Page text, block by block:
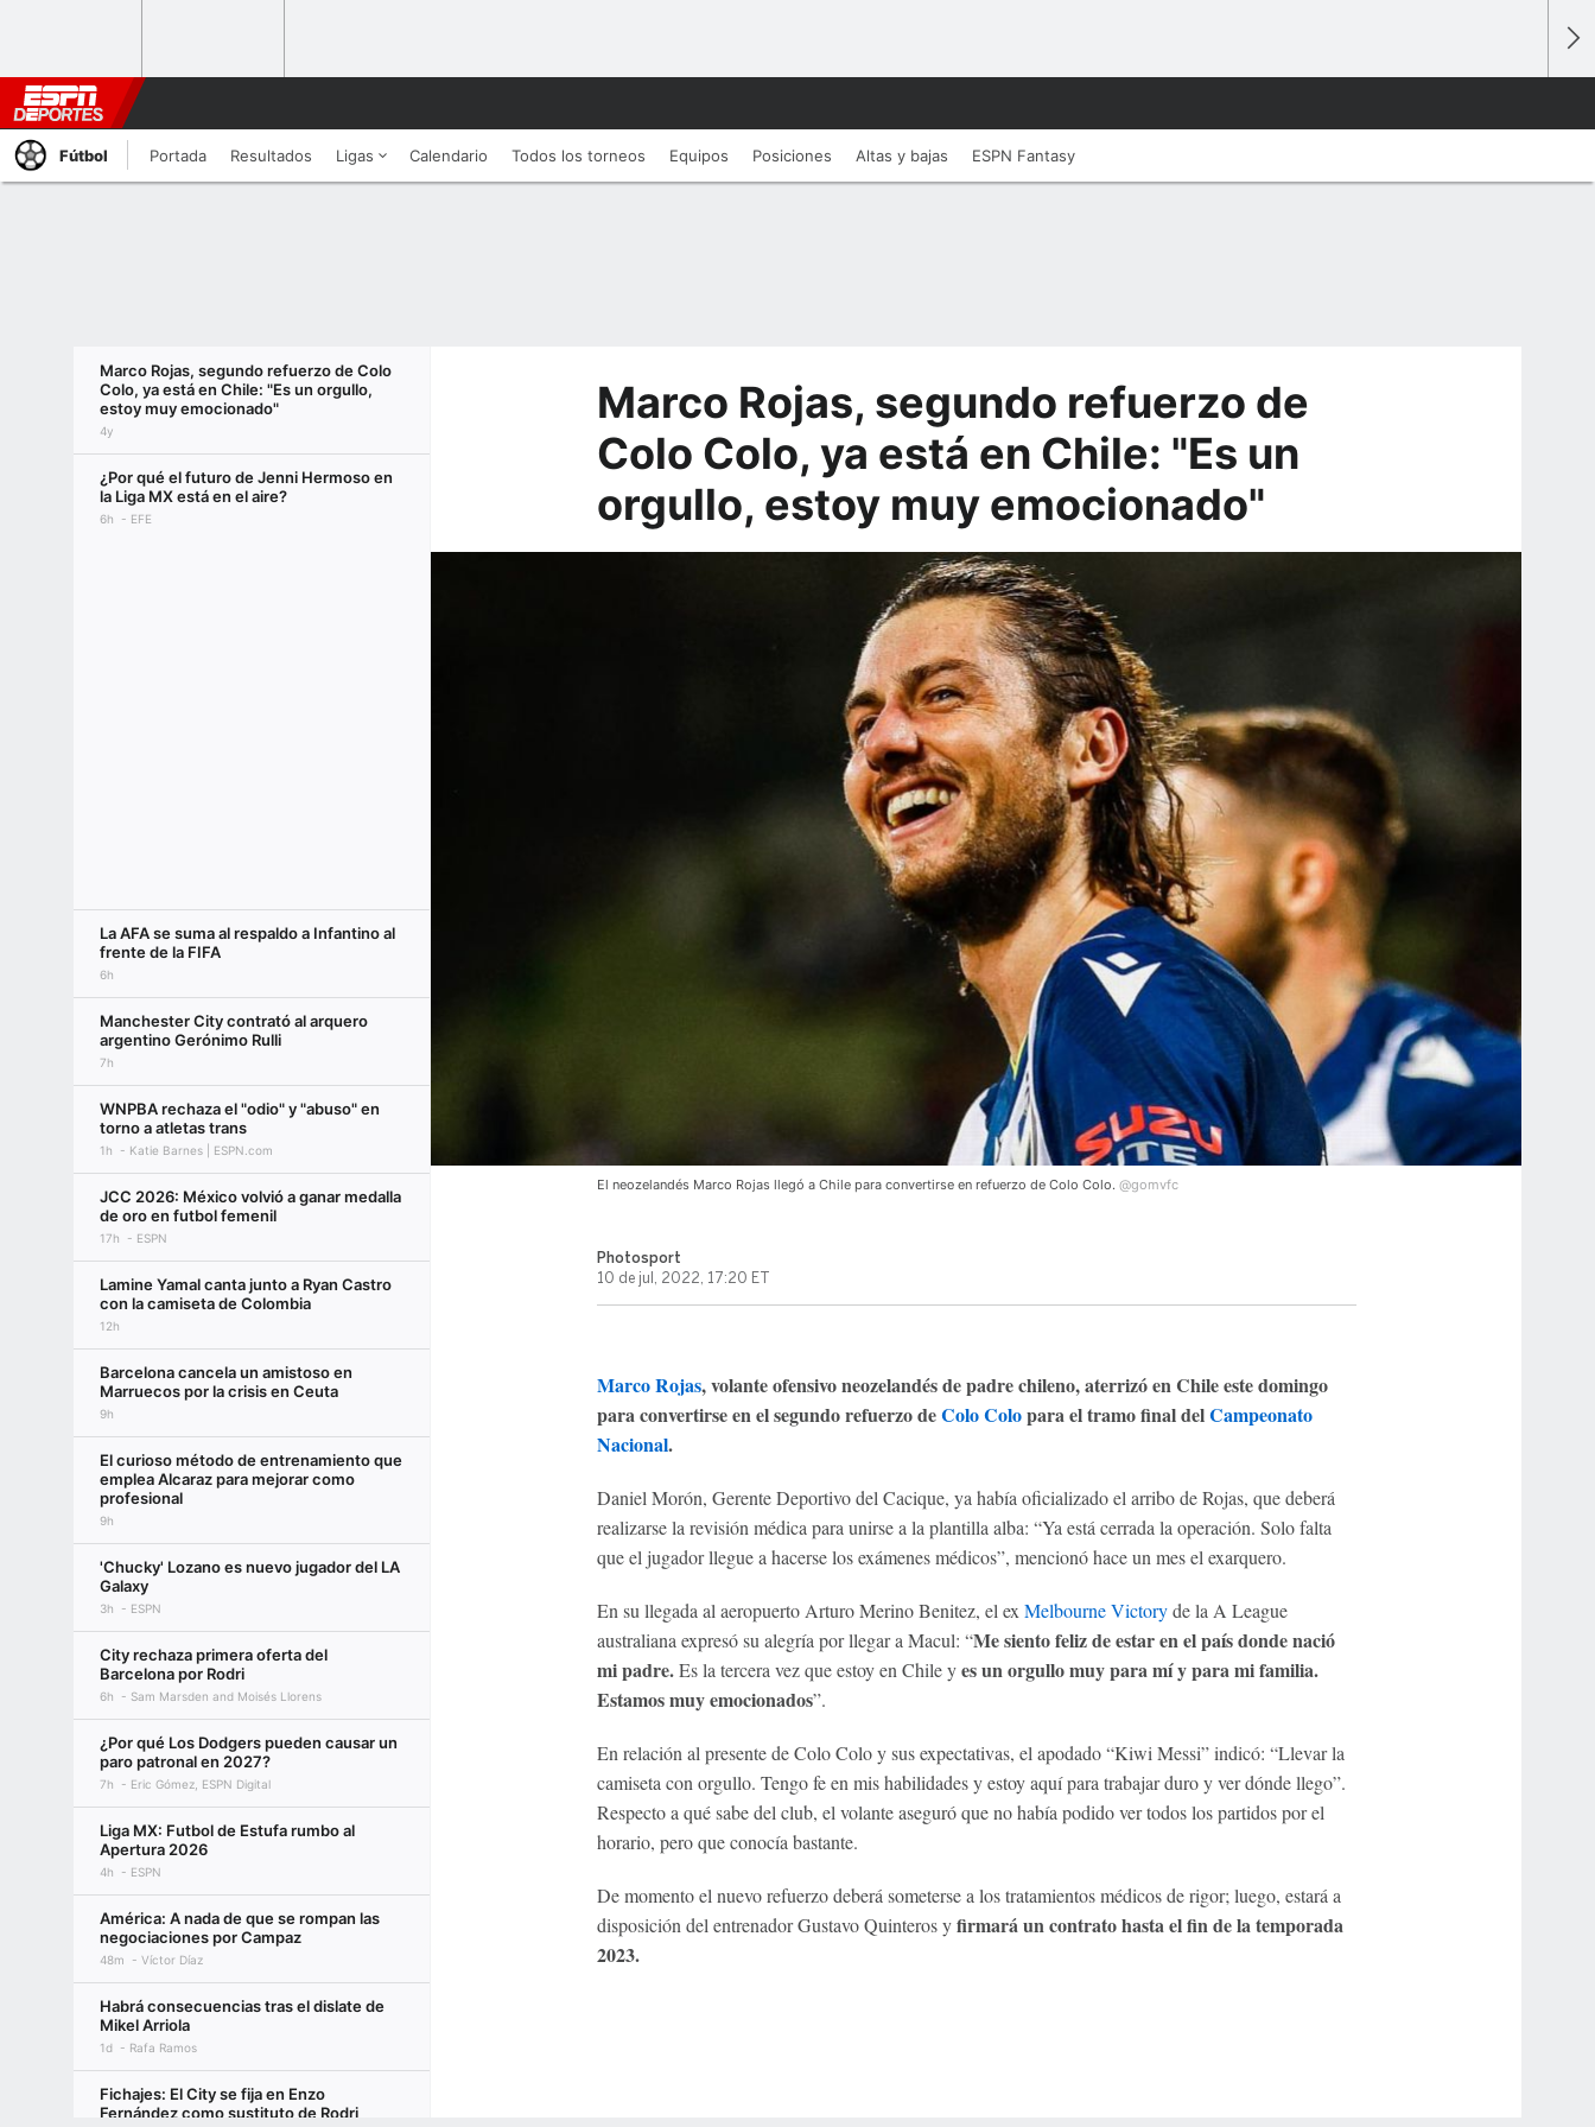
Fútbol Portada Resultados Ligas Calendario Todos los torneos Equipos Posiciones Altas y bajas ESPN Fantasy
Marco Rojas, segundo refuerzo de Colo
Colo, ya está en Chile: "Es un orgullo,
estoy muy emocionado"
4y
¿Por qué el futuro de Jenni Hermoso en
la Liga MX está en el aire?
6h EFE
La AFA se suma al respaldo a Infantino al
frente de la FIFA
6h
Manchester City contrató al arquero
argentino Gerónimo Rulli
7h
WNPBA rechaza el "odio" y "abuso" en
torno a atletas trans
1h Katie Barnes | ESPN.com
JCC 2026: México volvió a ganar medalla
de oro en futbol femenil
17h ESPN
Lamine Yamal canta junto a Ryan Castro
con la camiseta de Colombia
12h
Barcelona cancela un amistoso en
Marruecos por la crisis en Ceuta
9h
El curioso método de entrenamiento que
emplea Alcaraz para mejorar como
profesional
9h
'Chucky' Lozano es nuevo jugador del LA
Galaxy
3h ESPN
City rechaza primera oferta del
Barcelona por Rodri
6h Sam Marsden and Moisés Llorens
¿Por qué Los Dodgers pueden causar un
paro patronal en 2027?
7h Eric Gómez, ESPN Digital
Liga MX: Futbol de Estufa rumbo al
Apertura 2026
4h ESPN
América: A nada de que se rompan las
negociaciones por Campaz
48m Víctor Díaz
Habrá consecuencias tras el dislate de
Mikel Arriola
1d Rafa Ramos
Fichajes: El City se fija en Enzo
Fernández como sustituto de Rodri
Marco Rojas, segundo refuerzo de
Colo Colo, ya está en Chile: "Es un
orgullo, estoy muy emocionado"
El neozelandés Marco Rojas llegó a Chile para convertirse en refuerzo de Colo Colo. @gomvfc
Photosport
10 de jul, 2022, 17:20 ET
Marco Rojas, volante ofensivo neozelandés de padre chileno, aterrizó en Chile este domingo
para convertirse en el segundo refuerzo deColo Colopara el tramo final delCampeonato
Nacional.
Daniel Morón, Gerente Deportivo del Cacique, ya había oficializado el arribo de Rojas, que deberá
realizarse la revisión médica para unirse a la plantilla alba: “Ya está cerrada la operación. Solo falta
que el jugador llegue a hacerse los exámenes médicos”, mencionó hace un mes el exarquero.
En su llegada al aeropuerto Arturo Merino Benitez, el ex Melbourne Victoryde la A League
australiana expresó su alegría por llegar a Macul: “Me siento feliz de estar en el país donde nació
mi padre.Es la tercera vez que estoy en Chile yes un orgullo muy para mí y para mi familia.
Estamos muy emocionados”.
En relación al presente de Colo Colo y sus expectativas, el apodado “Kiwi Messi” indicó: “Llevar la
camiseta con orgullo. Tengo fe en mis habilidades y estoy aquí para trabajar duro y ver dónde llego”.
Respecto a qué sabe del club, el volante aseguró que no había podido ver todos los partidos por el
horario, pero que conocía bastante.
De momento el nuevo refuerzo deberá someterse a los tratamientos médicos de rigor; luego, estará a
disposición del entrenador Gustavo Quinteros yfirmará un contrato hasta el fin de la temporada
2023.